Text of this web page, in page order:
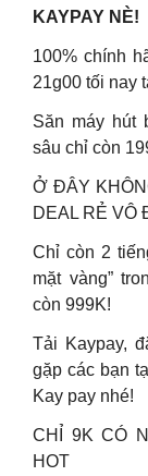
KAYPAY NÈ!
100% chính
21g00 tối nay
Săn máy hút
sâu chỉ còn
Ở ĐÂY
DEAL RẺ VÔ
Chỉ còn 2
mặt vàng”
còn 999K!
Tải Kaypay,
gặp các bạn
Kay pay nhé!
CHỈ 9K CÓ
HOT